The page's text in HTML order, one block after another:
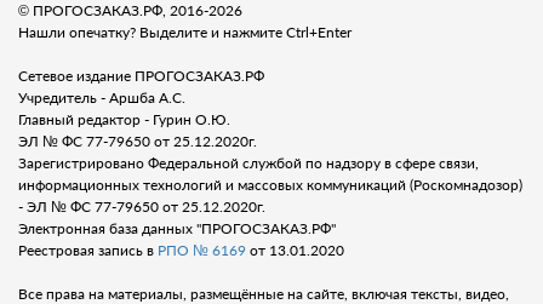
© ПРОГОСЗАКАЗ.РФ, 2016-2026
Нашли опечатку? Выделите и нажмите Ctrl+Enter
Сетевое издание ПРОГОСЗАКАЗ.РФ
Учредитель - Аршба А.С.
Главный редактор - Гурин О.Ю.
ЭЛ № ФС 77-79650 от 25.12.2020г.
Зарегистрировано Федеральной службой по надзору в сфере связи,
информационных технологий и массовых коммуникаций (Роскомнадозор)
- ЭЛ № ФС 77-79650 от 25.12.2020г.
Электронная база данных "ПРОГОСЗАКАЗ.РФ"
Реестровая запись в РПО № 6169 от 13.01.2020
Все права на материалы, размещённые на сайте, включая тексты, видео,